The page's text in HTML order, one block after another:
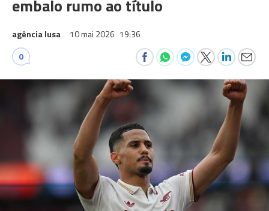
embalo rumo ao título
agência lusa 10 mai 2026 19:36
0